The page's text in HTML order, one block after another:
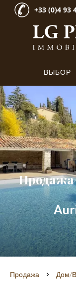
ВЫБОР
+33 (0)4 93
Продажа
Дом/